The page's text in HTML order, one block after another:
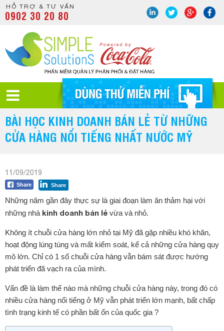
HỖ TRỢ & TƯ VẤN
0902 30 20 80
BÀI HỌC KINH DOANH BÁN LẺ TỪ NHỮNG
CỬA HÀNG NỔI TIẾNG NHẤT NƯỚC MỸ
11/09/2019
Share Share
Những năm gần đây thực sự là giai đoạn làm ăn thảm hại với
những nhà kinh doanh bán lẻ vừa và nhỏ.
Không ít chuỗi cửa hàng lớn nhỏ tại Mỹ đã gặp nhiều khó khăn,
hoạt động lúng túng và mất kiểm soát, kể cả những cửa hàng quy
mô lớn. Chỉ có 1 số chuỗi cửa hàng vẫn bám sát được hướng
phát triển đã vạch ra của mình.
Vấn đề là làm thế nào mà những chuỗi cửa hàng này, trong đó có
nhiều cửa hàng nổi tiếng ở Mỹ vẫn phát triển lớn mạnh, bất chấp
tình trạng kinh tế có phần bất ổn của quốc gia ?